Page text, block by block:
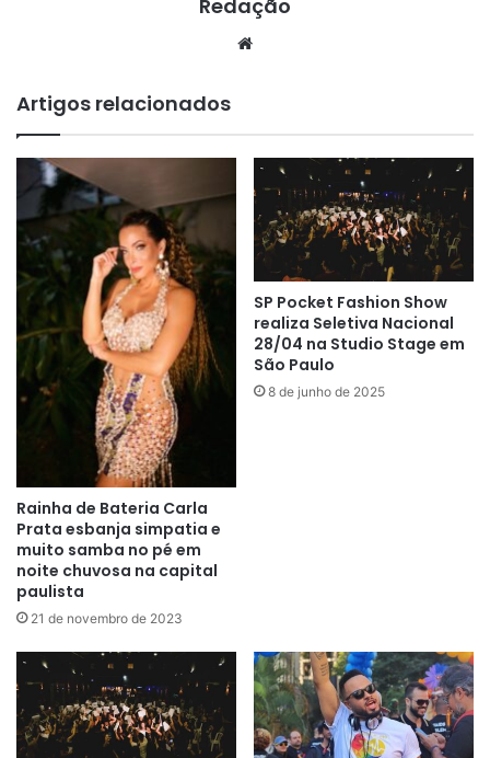
Prata esbanja simpatia e
muito samba no pé em
noite chuvosa na capital
paulista
21 de novembro de 2023
SP Pocket Fashion Show
realiza Seletiva Nacional
28/04 na Studio Stage em
São Paulo
15 de junho de 2025
DJ Alcimar será uma das
atrações confirmadas na
© Copyright 2026, Todos os direitos reservados Michelasi
Produções - Grupo Tô Na Fama!
Facebook YouTubeInstagram